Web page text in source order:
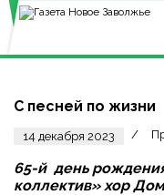
С песней по жизни
14 декабря 2023
65-й день
коллектив» хор